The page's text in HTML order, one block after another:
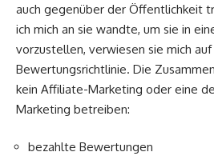
auch gegenüber der Öffentlichkeit
ich mich an sie wandte, um sie in
vorzustellen, verwiesen sie mich auf
Bewertungsrichtlinie. Die
kein Affiliate-Marketing oder eine
Marketing betreiben:
bezahlte Bewertungen